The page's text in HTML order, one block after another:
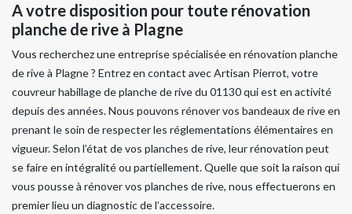
A votre disposition pour toute rénovation
planche de rive à Plagne
Vous recherchez une entreprise spécialisée en rénovation planche
de rive à Plagne ? Entrez en contact avec Artisan Pierrot, votre
couvreur habillage de planche de rive du 01130 qui est en activité
depuis des années. Nous pouvons rénover vos bandeaux de rive en
prenant le soin de respecter les réglementations élémentaires en
vigueur. Selon l’état de vos planches de rive, leur rénovation peut
se faire en intégralité ou partiellement. Quelle que soit la raison qui
vous pousse à rénover vos planches de rive, nous effectuerons en
premier lieu un diagnostic de l’accessoire.